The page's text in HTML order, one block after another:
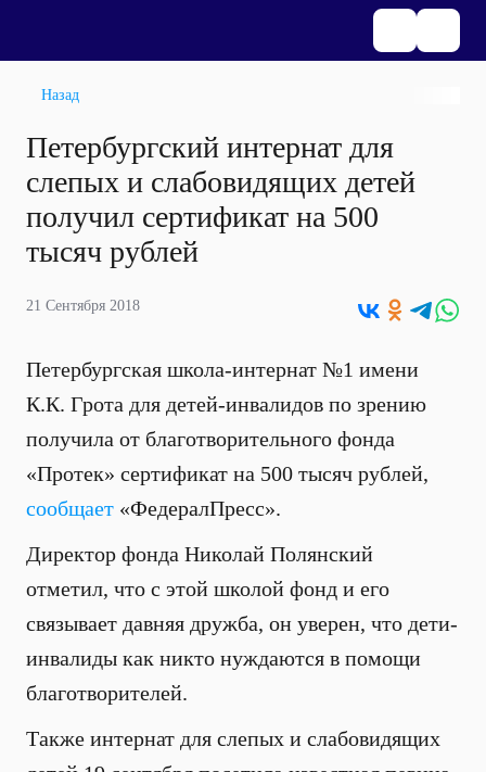
Назад
Петербургский интернат для
слепых и слабовидящих детей
получил сертификат на 500
тысяч рублей
21 Сентября 2018
Петербургская школа-интернат №1 имени
К.К. Грота для детей-инвалидов по зрению
получила от благотворительного фонда
«Протек» сертификат на 500 тысяч рублей,
сообщает «ФедералПресс».
Директор фонда Николай Полянский
отметил, что с этой школой фонд и его
связывает давняя дружба, он уверен, что дети-
инвалиды как никто нуждаются в помощи
благотворителей.
Также интернат для слепых и слабовидящих